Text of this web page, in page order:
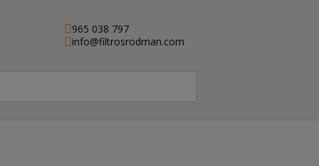
965 038 797
info@filtrosrodman.com